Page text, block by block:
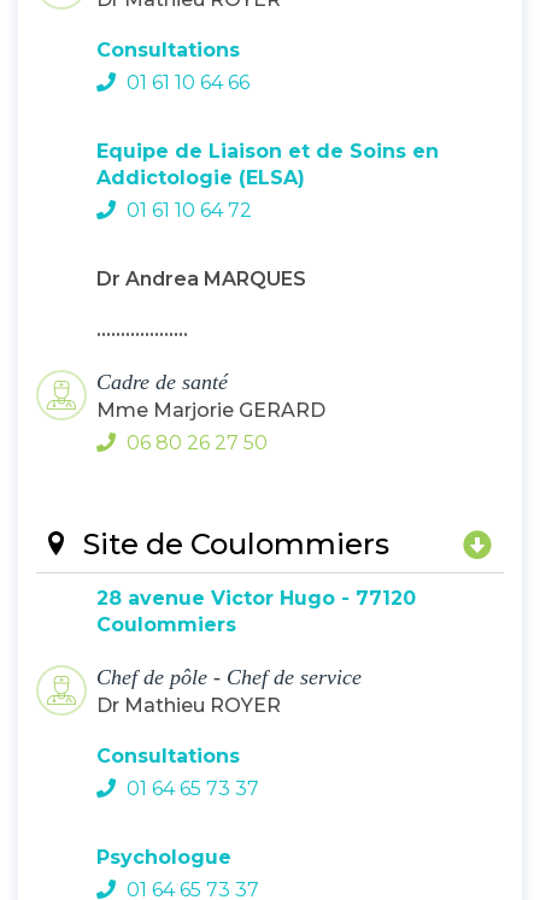
Consultations
01 61 10 64 66
Equipe de Liaison et de Soins en
Addictologie (ELSA)
01 61 10 64 72
Dr Andrea MARQUES
...................
Cadre de santé
Mme Marjorie GERARD
06 80 26 27 50
Site de Coulommiers
28 avenue Victor Hugo - 77120
Coulommiers
Chef de pôle - Chef de service
Dr Mathieu ROYER
Consultations
01 64 65 73 37
Psychologue
01 64 65 73 37